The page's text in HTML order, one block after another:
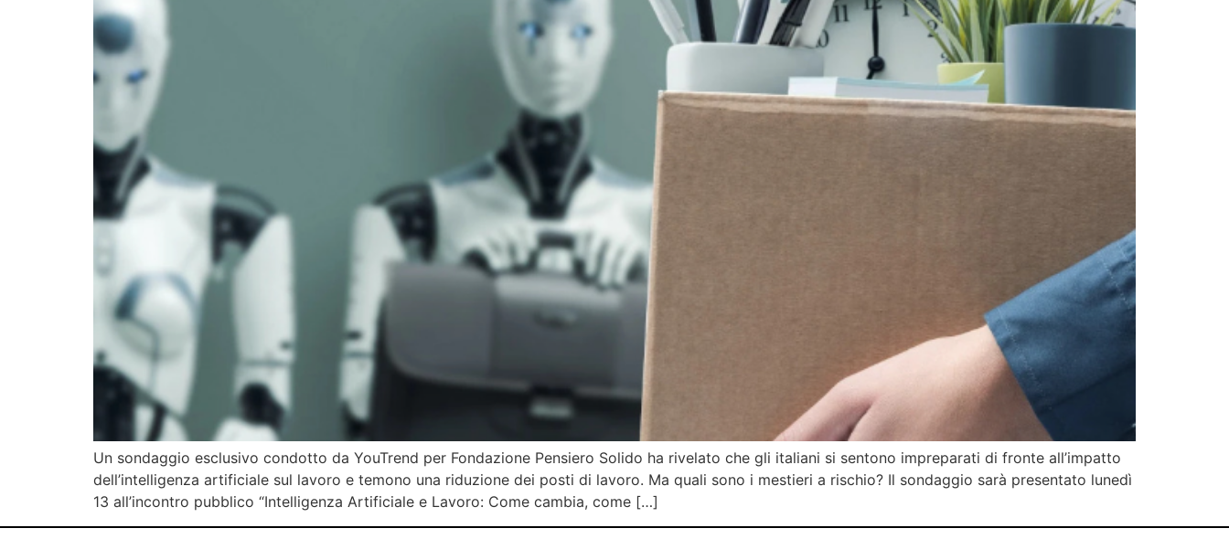
Un sondaggio esclusivo condotto da YouTrend per Fondazione Pensiero Solido ha rivelato che gli italiani si sentono impreparati di fronte all’impatto
dell’intelligenza artificiale sul lavoro e temono una riduzione dei posti di lavoro. Ma quali sono i mestieri a rischio? Il sondaggio sarà presentato lunedì
13 all’incontro pubblico “Intelligenza Artificiale e Lavoro: Come cambia, come […]